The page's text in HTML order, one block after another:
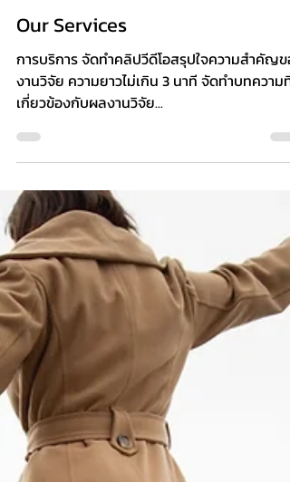
Sathaworn
May 9, 2023
Our Services
การบริการ จัดทำคลิปวีดีโอสรุปใจความสำคัญขอ
งานวิจัย ความยาวไม่เกิน 3 นาที จัดทำบทความที่
เกี่ยวข้องกับผลงานวิจัย...